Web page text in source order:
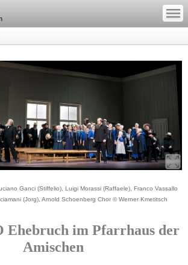
—
—
—
Ganci (Stiffelio), Luigi Morassi (Raffaele), Franco Vassallo
(Jorg), Arnold Schoenberg Chor © Werner Kmetitsch
Ehebruch im Pfarrhaus der
Amischen